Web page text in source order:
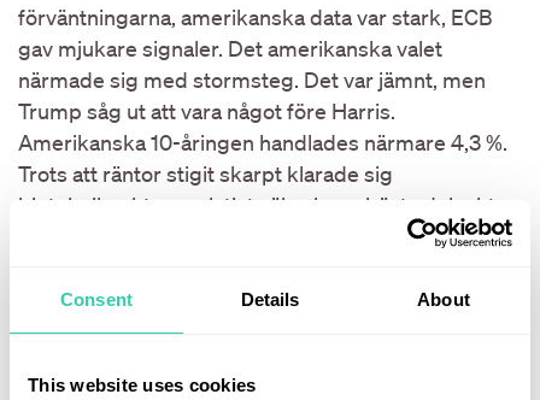
Consent Details About
This website uses cookies
förväntningarna, amerikanska data var stark, ECB
gav mjukare signaler. Det amerikanska valet
närmade sig med stormsteg. Det var jämnt, men
Trump såg ut att vara något före Harris.
Amerikanska 10-åringen handlades närmare 4,3 %.
Trots att räntor stigit skarpt klarade sig
biotekniksektorn relativt väl och var bästa delsektor
tillsammans med medicinteknik. Sämsta delsektor
stora läkemedelsbolag. Den svenska kronan
försvagades mot USD vilket påverkade fondens